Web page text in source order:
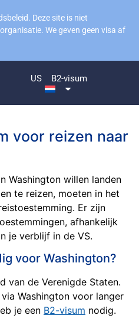
Deze site is niet
We geven geen visa af
US B2-visum
voor reizen naar
Washington willen landen
te reizen, moeten in het
Er zijn
afhankelijk
je verblijf in de VS.
voor Washington?
van de Verenigde Staten.
Washington voor langer
je een B2-visum nodig.